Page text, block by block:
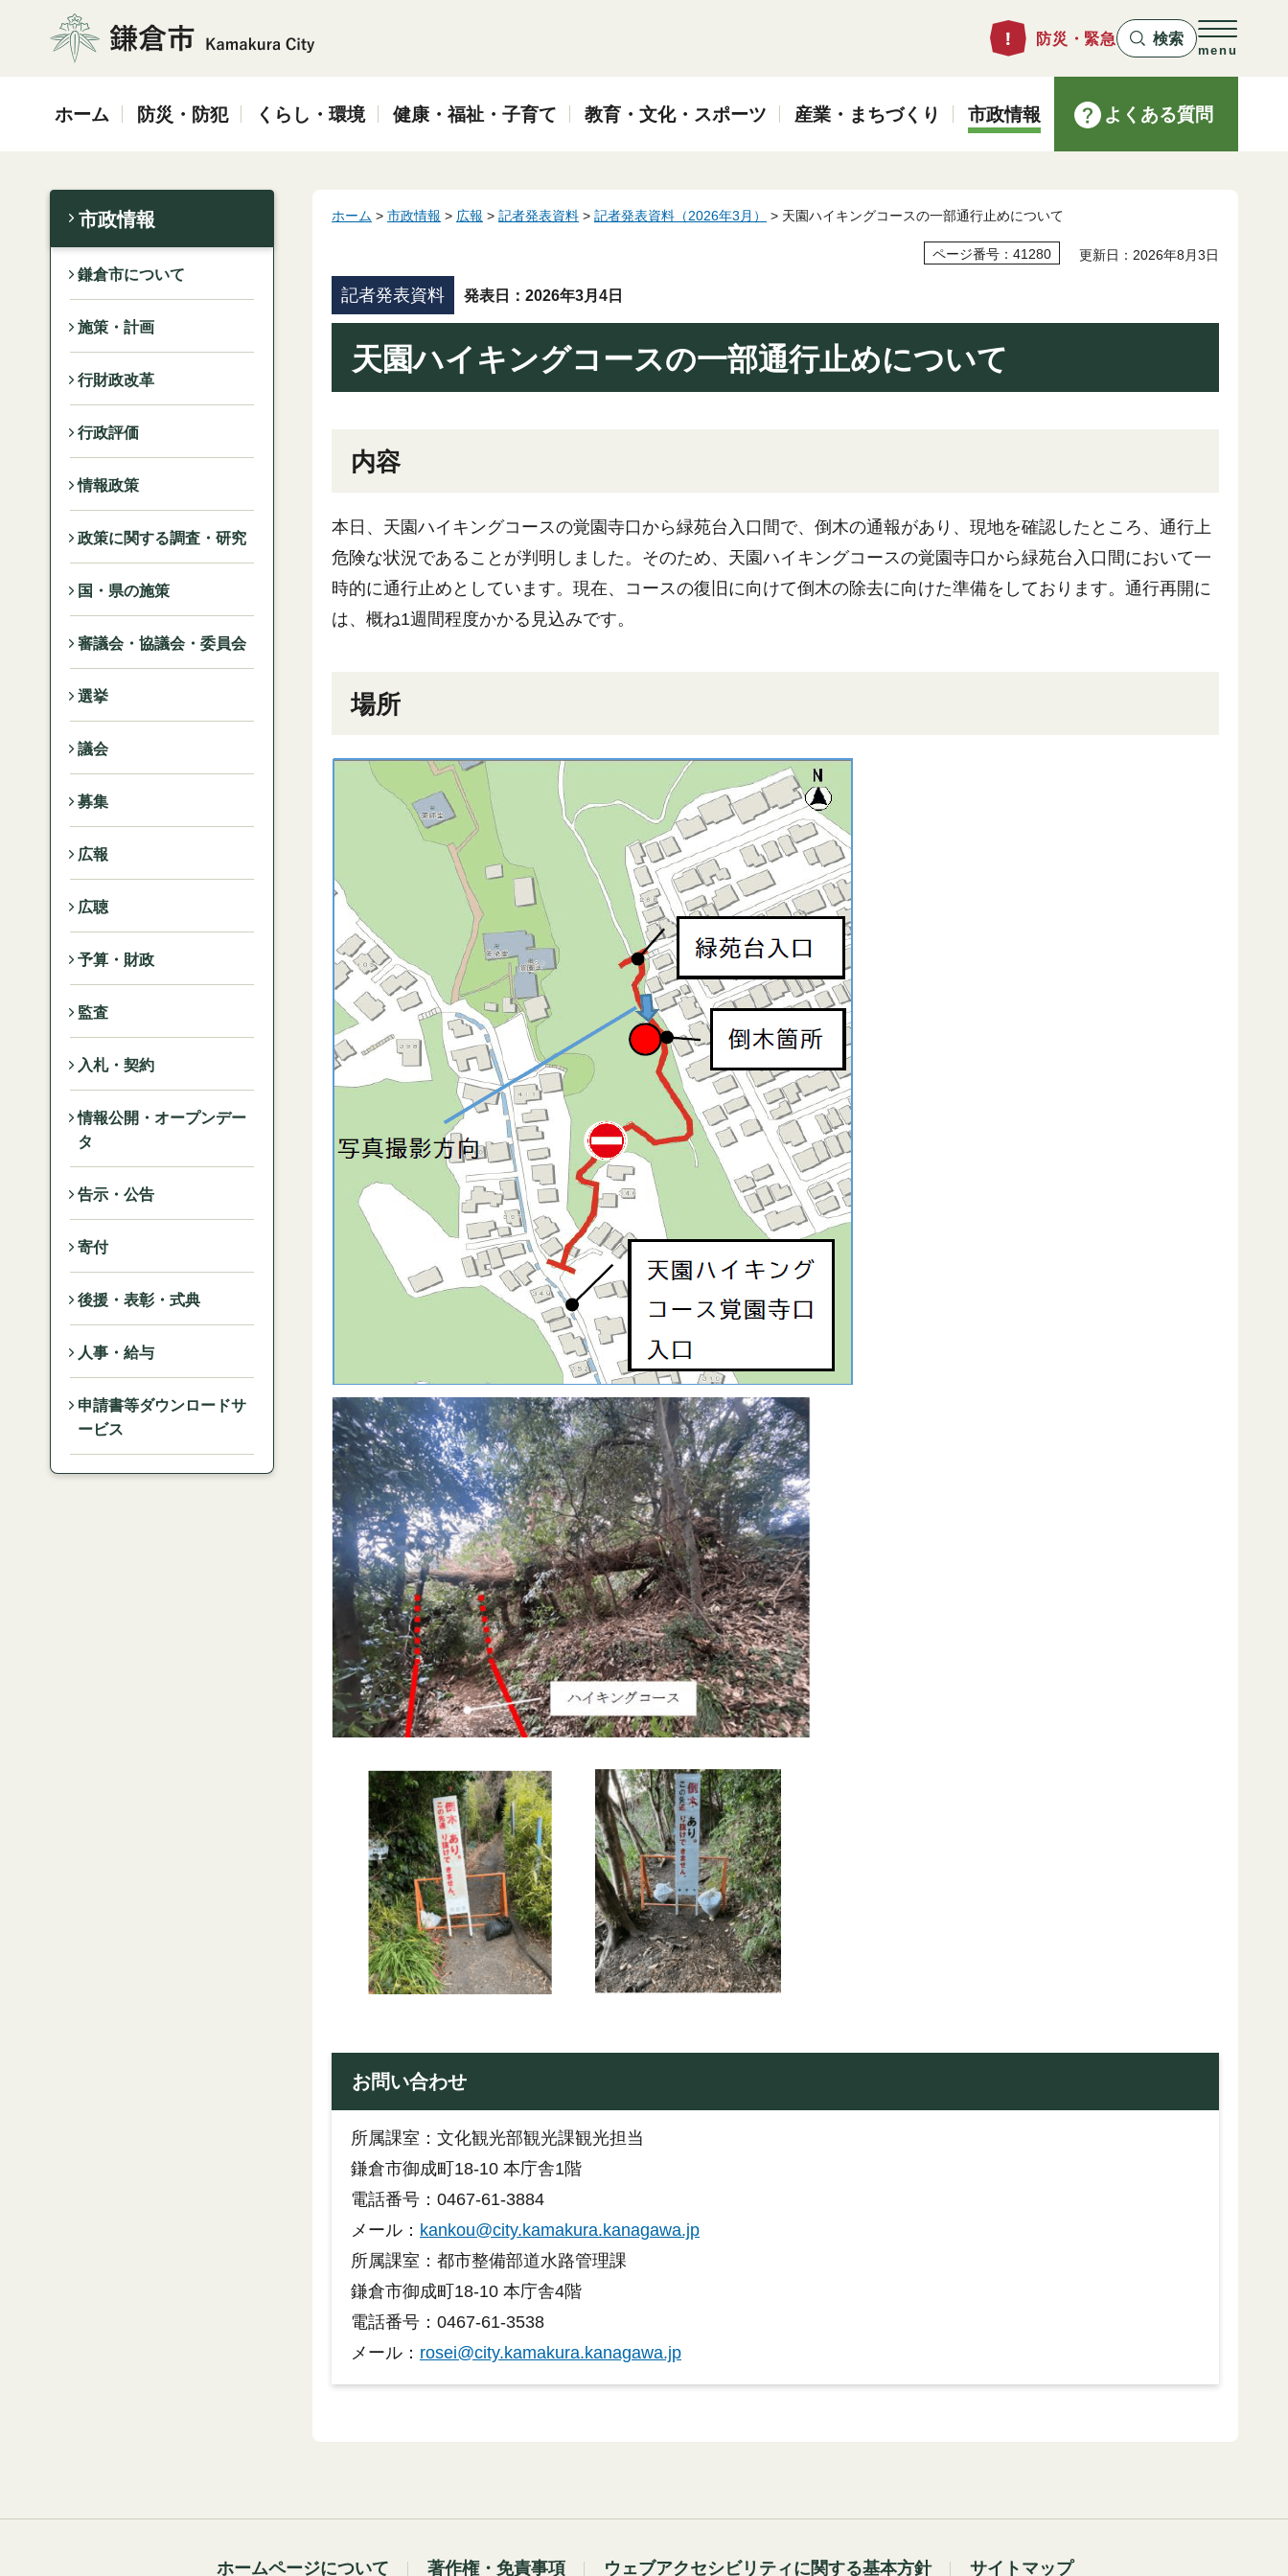
鎌倉市
防災・緊急 検索
menu
ホーム 防災・防犯 くらし・環境 健康・福祉・子育て 教育・文化・スポーツ 産業・まちづくり 市政情報 よくある質問
市政情報
鎌倉市について
施策・計画
行財政改革
行政評価
情報政策
政策に関する調査・研究
国・県の施策
審議会・協議会・委員会
選挙
議会
募集
広報
広聴
予算・財政
監査
入札・契約
情報公開・オープンデー
タ
告示・公告
寄付
後援・表彰・式典
人事・給与
申請書等ダウンロードサ
ービス
ホーム > 市政情報 > 広報 > 記者発表資料 > 記者発表資料（2026年3月） > 天園ハイキングコースの一部通行止めについて
ページ番号：41280 更新日：2026年8月3日
記者発表資料 発表日：2026年3月4日
天園ハイキングコースの一部通行止めについて
内容
本日、天園ハイキングコースの覚園寺口から緑苑台入口間で、倒木の通報があり、現地を確認したところ、通行上
危険な状況であることが判明しました。そのため、天園ハイキングコースの覚園寺口から緑苑台入口間において一
時的に通行止めとしています。現在、コースの復旧に向けて倒木の除去に向けた準備をしております。通行再開に
は、概ね1週間程度かかる見込みです。
場所
お問い合わせ
所属課室：文化観光部観光課観光担当
鎌倉市御成町18-10 本庁舎1階
電話番号：0467-61-3884
メール： kankou@city.kamakura.kanagawa.jp
所属課室：都市整備部道水路管理課
鎌倉市御成町18-10 本庁舎4階
電話番号：0467-61-3538
メール： rosei@city.kamakura.kanagawa.jp
ホームページについて 著作権・免責事項 ウェブアクセシビリティに関する基本方針 サイトマップ